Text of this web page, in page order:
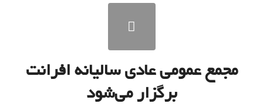
مجمع عمومی عادی سالیانه افرانت
برگزار می‌شود